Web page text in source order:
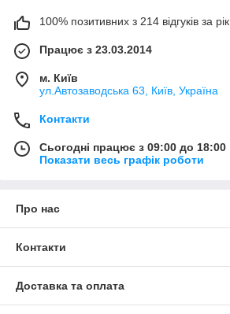
100% позитивних з 214 відгуків за рік
Працює з 23.03.2014
м. Київ
ул.Автозаводська 63, Київ, Україна
Контакти
Сьогодні працює з 09:00 до 18:00
Показати весь графік роботи
Про нас
Контакти
Доставка та оплата